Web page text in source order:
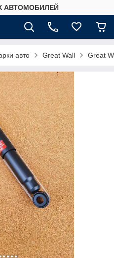
АВТОМОБИЛЕЙ
авто Great Wall Great